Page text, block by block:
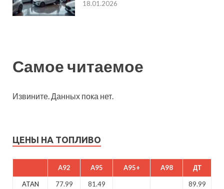
18.01.2026
Самое читаемое
Извините. Данных пока нет.
ЦЕНЫ НА ТОПЛИВО
A92 A95 A95+ A98 ДТ
ATAN 77.99 81.49
89.99